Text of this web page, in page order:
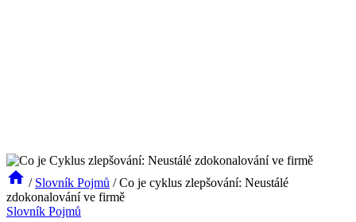
/ Slovník Pojmů / Co je cyklus zlepšování: Neustálé
zdokonalování ve firmě
Slovník Pojmů